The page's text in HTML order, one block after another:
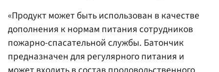
«Продукт может быть использован в качестве
дополнения к нормам питания сотрудников
пожарно-спасательной службы. Батончик
предназначен для регулярного питания и